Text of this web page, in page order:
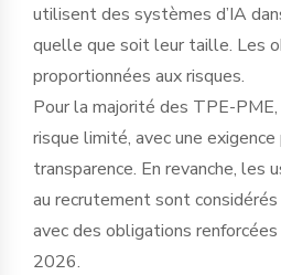
utilisent des systèmes d’IA
quelle que soit leur taille. Les
proportionnées aux risques.
Pour la majorité des TPE-
risque limité, avec une
transparence. En revanche, les
au recrutement sont
avec des obligations
2026.